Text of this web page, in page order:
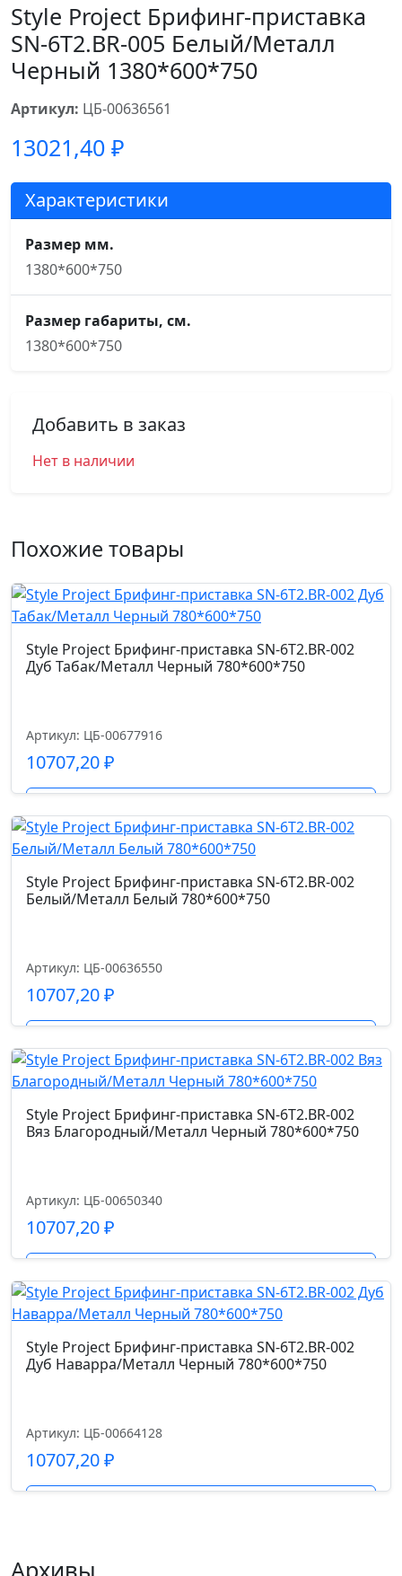
Style Project Брифинг-приставка
SN-6T2.BR-005 Белый/Металл
Черный 1380*600*750
Артикул: ЦБ-00636561
13021,40 ₽
Характеристики
Размер мм.
1380*600*750
Размер габариты, см.
1380*600*750
Добавить в заказ
Нет в наличии
Похожие товары
Style Project Брифинг-приставка SN-6T2.BR-002
Дуб Табак/Металл Черный 780*600*750
Артикул: ЦБ-00677916
10707,20₽
Style Project Брифинг-приставка SN-6T2.BR-002
Белый/Металл Белый 780*600*750
Артикул: ЦБ-00636550
10707,20₽
Style Project Брифинг-приставка SN-6T2.BR-002
Вяз Благородный/Металл Черный 780*600*750
Артикул: ЦБ-00650340
10707,20₽
Style Project Брифинг-приставка SN-6T2.BR-002
Дуб Наварра/Металл Черный 780*600*750
Артикул: ЦБ-00664128
10707,20₽
Архивы